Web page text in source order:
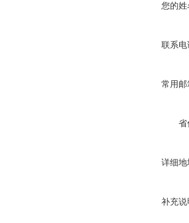
您的姓
联系电
常用邮
省
详细地
补充说